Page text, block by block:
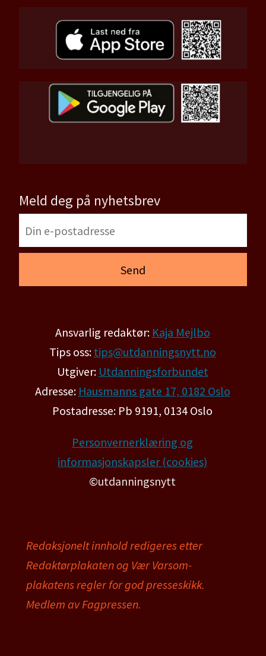
Meld deg på nyhetsbrev
Ansvarlig redaktør: Kaja Mejlbo
Tips oss: tips@utdanningsnytt.no
Utgiver: Utdanningsforbundet
Adresse: Hausmanns gate 17, 0182 Oslo
Postadresse: Pb 9191, 0134 Oslo
Personvernerklæring og
informasjonskapsler (cookies)
©utdanningsnytt
Redaksjonelt innhold redigeres etter
Redaktørplakaten og Vær Varsom-
plakatens regler for god presseskikk.
Medlem av Fagpressen.